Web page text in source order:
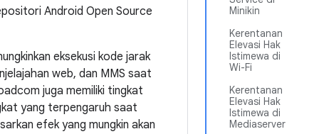
Minikin
Kerentanan
Elevasi Hak
Istimewa di
Wi-Fi
Kerentanan
Elevasi Hak
Istimewa di
Mediaserver
Android Open Source
eksekusi kode jarak
web, dan MMS saat
juga memiliki tingkat
yang terpengaruh saat
efek yang mungkin akan